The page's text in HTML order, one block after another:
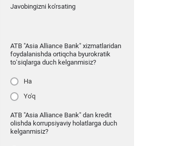
Javobingizni ko'rsating
ATB "Asia Alliance Bank" xizmatlaridan
foydalanishda ortiqcha byurokratik
to‘siqlarga duch kelganmisiz?
Ha
Yo'q
ATB "Asia Alliance Bank" dan kredit
olishda korrupsiyaviy holatlarga duch
kelganmisiz?